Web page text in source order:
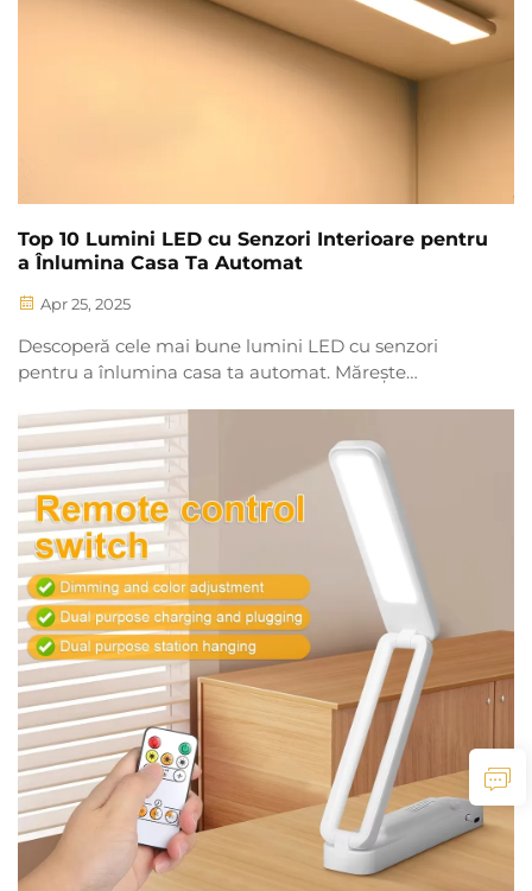
Top 10 Lumini LED cu Senzori Interioare pentru
a Înlumina Casa Ta Automat
Apr 25, 2025
Descoperă cele mai bune lumini LED cu senzori
pentru a înlumina casa ta automat. Mărește
de iluminat activat prin mișcare.